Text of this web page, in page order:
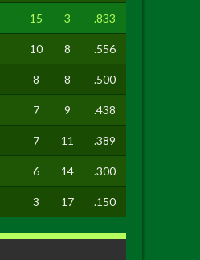
15 3 .833
10 8 .556
8 8 .500
7 9 .438
7 11 .389
6 14 .300
3 17 .150